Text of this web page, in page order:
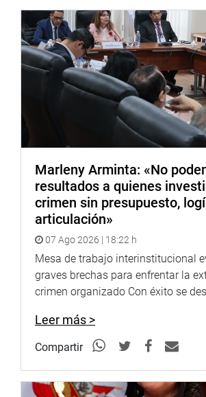
Consejero regional Moquegua:
Zeballos
Consejero regional Moquegua: Abog.
Salazar
Gerente general proyecto especial
Agapito Mateo Mamani Luis
Exjefe de la unidad de Recursos
Salud Ilo: Mayra Manrique Baltazar
Director de la Red de Salud Ilo:
Exgerente regional de Salud
Ramos Pare
Exgerente general Regional
Jiménez Sardón
Jefes de los órganos de control
de la Gerencia Regional de Salud
Regional de Salud Moquegua, Red
Moquegua-EsSalud, EsSalud
Marleny Arminta: «No
resultados a quienes
crimen sin presupuesto,
articulación»
07 Ago 2026 | 18:22 h
Mesa de trabajo interinstitucional
graves brechas para enfrentar la
crimen organizado Con éxito se
Leer más >
Compartir